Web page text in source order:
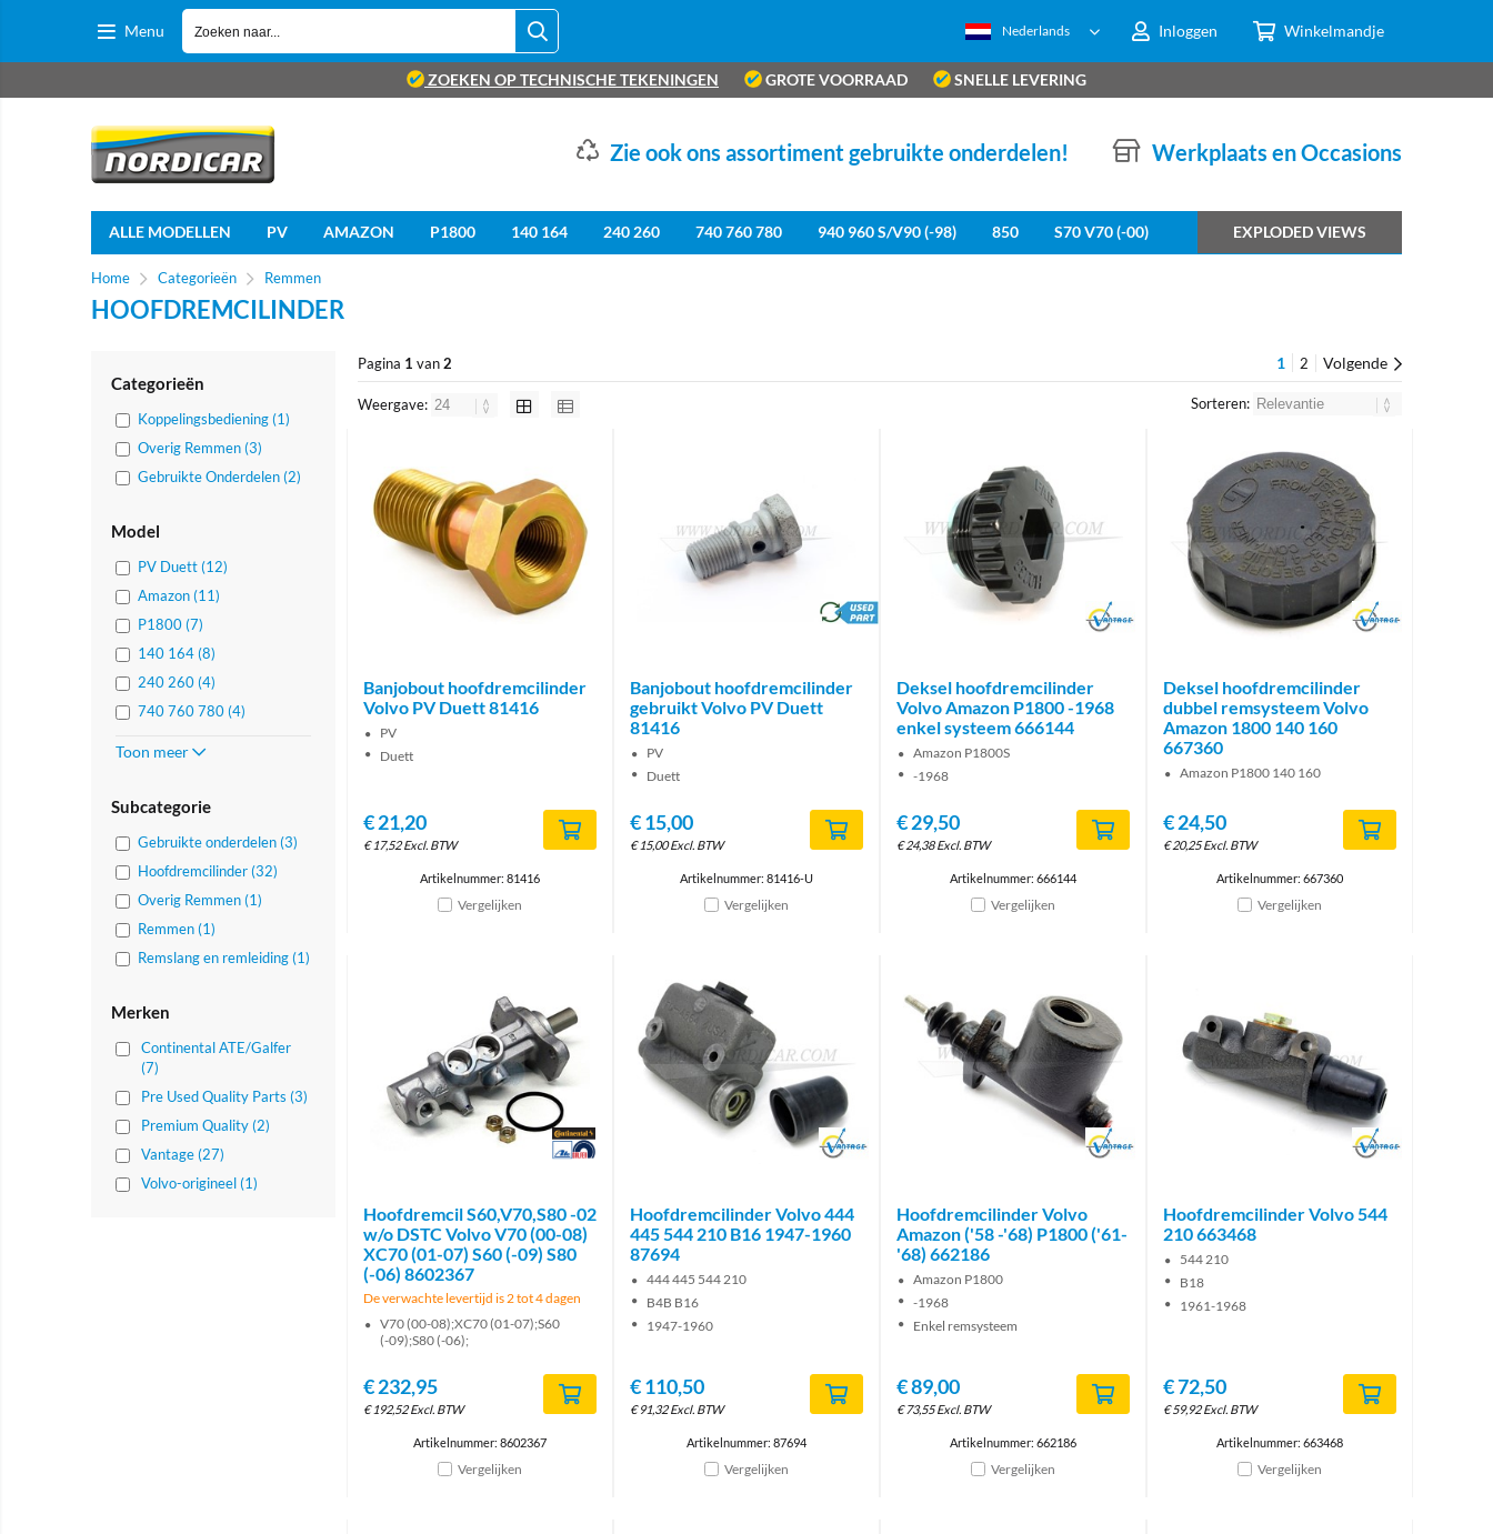
Menu Inloggen Winkelmandje
Nederlands
ZOEKEN OP TECHNISCHE TEKENINGEN GROTE VOORRAAD SNELLE LEVERING
Werkplaats en Occasions
Zie ook ons assortiment gebruikte onderdelen!
ALLE MODELLEN PV AMAZON P1800 140 164 240 260 740 760 780 940 960 S/V90 (-98) 850 S70 V70 (-00) EXPLODED VIEWS
Home Categorieën Remmen
HOOFDREMCILINDER
Categorieën
Koppelingsbediening (1)
Overig Remmen (3)
Gebruikte Onderdelen (2)
Model
PV Duett (12)
Amazon (11)
P1800 (7)
140 164 (8)
240 260 (4)
740 760 780 (4)
Toon meer
Subcategorie
Gebruikte onderdelen (3)
Hoofdremcilinder (32)
Overig Remmen (1)
Remmen (1)
Remslang en remleiding (1)
Merken
Continental ATE/Galfer
(7)
Pre Used Quality Parts (3)
Premium Quality (2)
Vantage (27)
Volvo-origineel (1)
Pagina 1 van2 1 2 Volgende
Weergave: Sorteren:
Banjobout hoofdremcilinder
Volvo PV Duett 81416
PV
Duett
€21,20
€17,52 Excl. BTW
Artikelnummer: 81416
Vergelijken
brand
Banjobout hoofdremcilinder
gebruikt Volvo PV Duett
81416
PV
Duett
€15,00
€15,00 Excl. BTW
Artikelnummer: 81416-U
Vergelijken
Brand
Deksel hoofdremcilinder
Volvo Amazon P1800 -1968
enkel systeem 666144
Amazon P1800S
-1968
€29,50
€24,38 Excl. BTW
Artikelnummer: 666144
Vergelijken
Brand
Deksel hoofdremcilinder
dubbel remsysteem Volvo
Amazon 1800 140 160
667360
Amazon P1800 140 160
€24,50
€20,25 Excl. BTW
Artikelnummer: 667360
Vergelijken
Brand
Hoofdremcil S60,V70,S80 -02
w/o DSTC Volvo V70 (00-08)
XC70 (01-07) S60 (-09) S80
(-06) 8602367
De verwachte levertijd is 2 tot 4 dagen
V70 (00-08);XC70 (01-07);S60
(-09);S80 (-06);
€232,95
€192,52 Excl. BTW
Artikelnummer: 8602367
Vergelijken
Brand
Hoofdremcilinder Volvo 444
445 544 210 B16 1947-1960
87694
444 445 544 210
B4B B16
1947-1960
€110,50
€91,32 Excl. BTW
Artikelnummer: 87694
Vergelijken
Brand
Hoofdremcilinder Volvo
Amazon ('58 -'68) P1800 ('61-
'68) 662186
Amazon P1800
-1968
Enkel remsysteem
€89,00
€73,55 Excl. BTW
Artikelnummer: 662186
Vergelijken
Brand
Hoofdremcilinder Volvo 544
210 663468
544 210
B18
1961-1968
€72,50
€59,92 Excl. BTW
Artikelnummer: 663468
Vergelijken